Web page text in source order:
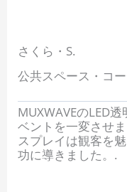
さくら・S.
公共スペース・コ
MUXWAVEのLED
ベントを一変させ
スプレイは観客を
功に導きました。.